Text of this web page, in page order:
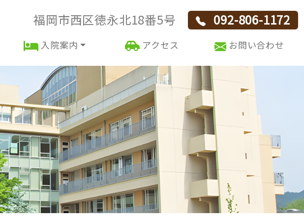
福岡市西区徳永北18番5号 092-806-1172
入院案内 アクセス お問い合わせ